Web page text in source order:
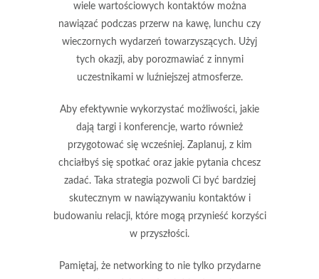
wiele wartościowych kontaktów można
nawiązać podczas przerw na kawę, lunchu czy
wieczornych wydarzeń towarzyszących. Użyj
tych okazji, aby porozmawiać z innymi
uczestnikami w luźniejszej atmosferze.
Aby efektywnie wykorzystać możliwości, jakie
dają targi i konferencje, warto również
przygotować się wcześniej. Zaplanuj, z kim
chciałbyś się spotkać oraz jakie pytania chcesz
zadać. Taka strategia pozwoli Ci być bardziej
skutecznym w nawiązywaniu kontaktów i
budowaniu relacji, które mogą przynieść korzyści
w przyszłości.
Pamiętaj, że networking to nie tylko przydarne